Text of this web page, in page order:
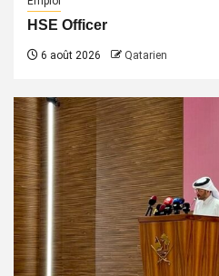
HSE Officer
6 août 2026 Qatarien